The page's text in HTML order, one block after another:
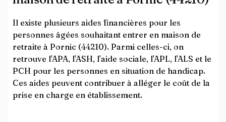
Il existe plusieurs aides financières pour les
personnes âgées souhaitant entrer en maison de
retraite à Pornic (44210). Parmi celles-ci, on
retrouve l'APA, l'ASH, l'aide sociale, l'APL, l'ALS et le
PCH pour les personnes en situation de handicap.
Ces aides peuvent contribuer à alléger le coût de la
prise en charge en établissement.